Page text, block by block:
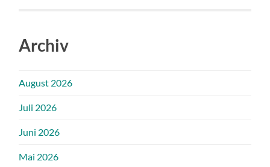
Archiv
August 2026
Juli 2026
Juni 2026
Mai 2026